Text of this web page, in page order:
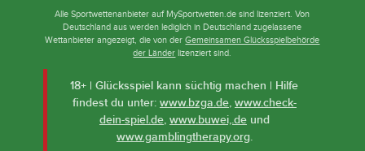
Alle Sportwettenanbieter auf MySportwetten.de sind lizenziert. Von
Deutschland aus werden lediglich in Deutschland zugelassene
Wettanbieter angezeigt, die von derGemeinsamen Glücksspielbehörde
der Länder lizenziert sind.
18+ | Glücksspiel kann süchtig machen | Hilfe
findest du unter: www.bzga.de, www.check-
dein-spiel.de, www.buwei,.deund
www.gamblingtherapy.org.